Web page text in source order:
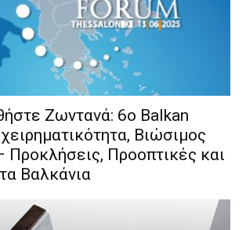
Ζωντανά: 6ο Balkan
Βιώσιμος
Προκλήσεις, Προοπτικές και
Βαλκάνια